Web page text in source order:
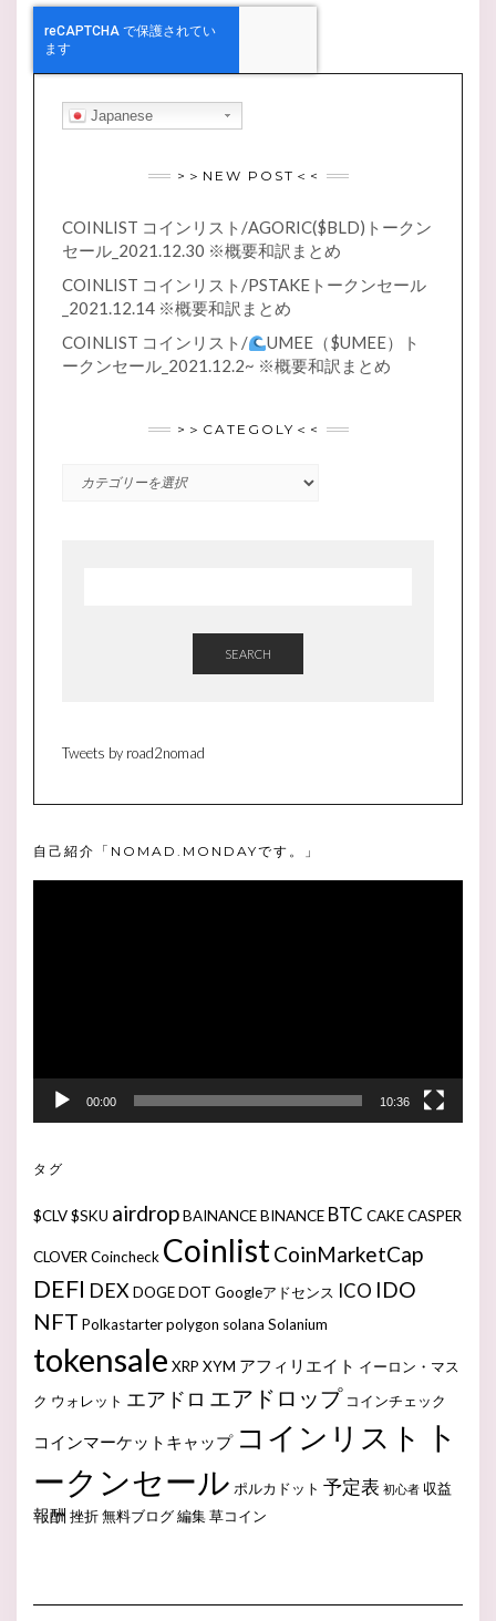
Japanese
>＞NEW POST＜<
COINLIST コインリスト/AGORIC($BLD)トークン
セール_2021.12.30 ※概要和訳まとめ
COINLIST コインリスト/PSTAKEトークンセール
_2021.12.14 ※概要和訳まとめ
COINLIST コインリスト/
UMEE（$UMEE）ト
ークンセール_2021.12.2~ ※概要和訳まとめ
>＞CATEGOLY＜<
SEARCH
Tweets by road2nomad
自己紹介「NOMAD.MONDAYです。」
00:00 10:36
タグ
$CLV$SKU airdropBAINANCEBINANCE BTC CAKECASPER
CLOVER Coincheck Coinlist CoinMarketCap
DEFI DEX DOGEDOT Googleアドセンス ICO IDO
NFT Polkastarterpolygon solana Solanium
tokensale XRP XYM アフィリエイト イーロン・マス
ク ウォレット エアドロ エアドロップ コインチェック
コインマーケットキャップ コインリスト
ト
ークンセール ポルカドット 予定表 初心者 収益
報酬 挫折無料ブログ編集草コイン